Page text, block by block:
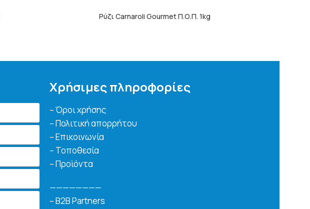
Ρύζι Carnaroli Gourmet Π.Ο.Π. 1kg
Χρήσιμες πληροφορίες
– Όροι χρήσης
– Πολιτική απορρήτου
– Επικοινωνία
– Τοποθεσία
– Προϊόντα
————————
– B2B Partners